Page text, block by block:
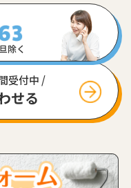
除く
受付中 /
せる